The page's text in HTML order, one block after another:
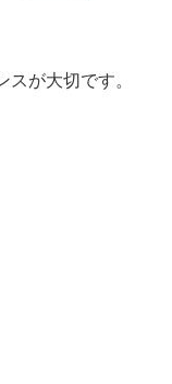
が大切です。